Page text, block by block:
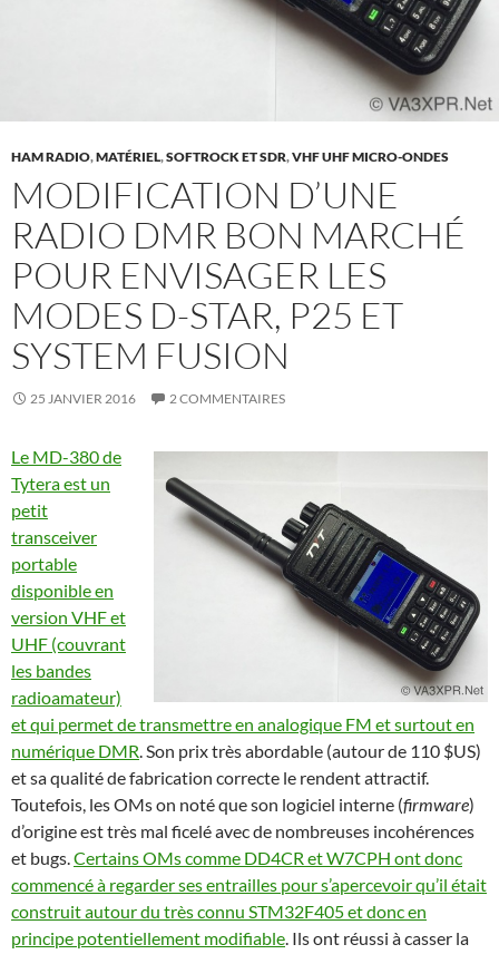
HAM RADIO,MATÉRIEL,SOFTROCK ET SDR,VHF UHF MICRO-ONDES
MODIFICATION D’UNE
RADIO DMR BON MARCHÉ
POUR ENVISAGER LES
MODES D-STAR, P25 ET
SYSTEM FUSION
25 JANVIER 2016 2 COMMENTAIRES
Le MD-380 de
Tytera est un
petit
transceiver
portable
disponible en
version VHF et
UHF (couvrant
les bandes
radioamateur)
et qui permet de transmettre en analogique FM et surtout en
numérique DMR. Son prix très abordable (autour de 110 $US)
et sa qualité de fabrication correcte le rendent attractif.
Toutefois, les OMs on noté que son logiciel interne (firmware)
d’origine est très mal ficelé avec de nombreuses incohérences
et bugs.Certains OMs comme DD4CR et W7CPH ont donc
commencé à regarder ses entrailles pour s’apercevoir qu’il était
construit autour du très connu STM32F405 et donc en
principe potentiellement modifiable. Ils ont réussi à casser la